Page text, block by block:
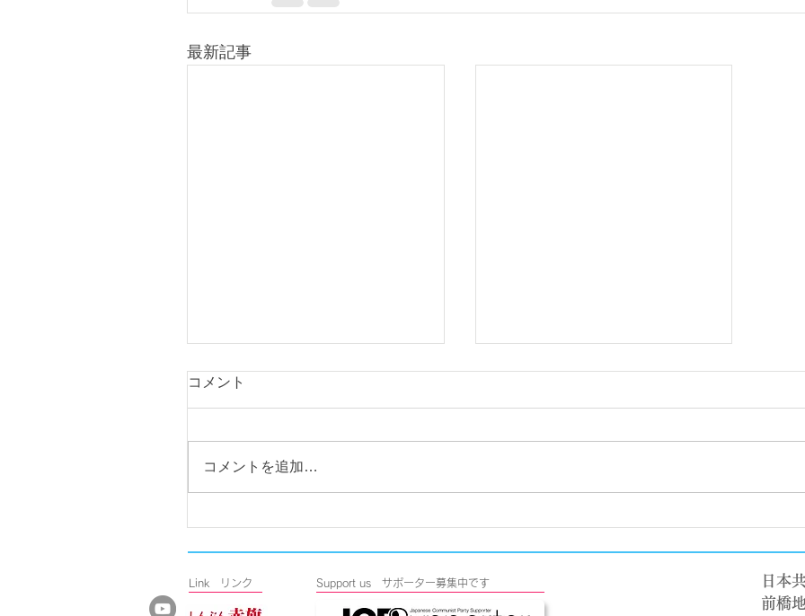
最新記事
コメント
コメントを追加…
Link リンク ​Support us サポーター募集中です
日本
前橋